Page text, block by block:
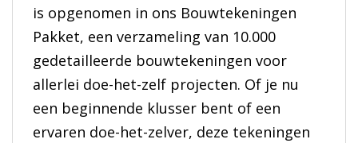
is opgenomen in ons Bouwtekeningen
Pakket, een verzameling van 10.000
gedetailleerde bouwtekeningen voor
allerlei doe-het-zelf projecten. Of je nu
een beginnende klusser bent of een
ervaren doe-het-zelver, deze tekeningen